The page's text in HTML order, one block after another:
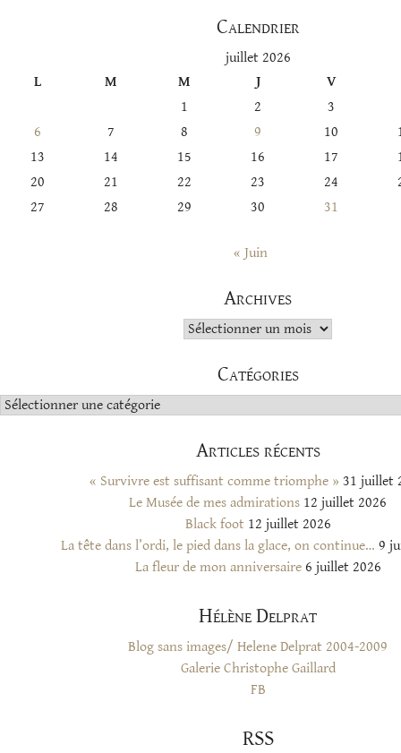
Calendrier
juillet 2026
L
M M J
V
1
2
3
6
7 8 9 10
13
14 15 16 17
20
21 22 23 24
27
28 29 30 31
« Juin
Archives
Archives
Catégories
Catégories
Articles récents
« Survivre est suffisant comme triomphe » 31 juillet
Le Musée de mes admirations 12 juillet 2026
Black foot 12 juillet 2026
La tête dans l’ordi, le pied dans la glace, on continue… 9
La fleur de mon anniversaire 6 juillet 2026
Hélène Delprat
Blog sans images/ Helene Delprat 2004-2009
Galerie Christophe Gaillard
FB
RSS